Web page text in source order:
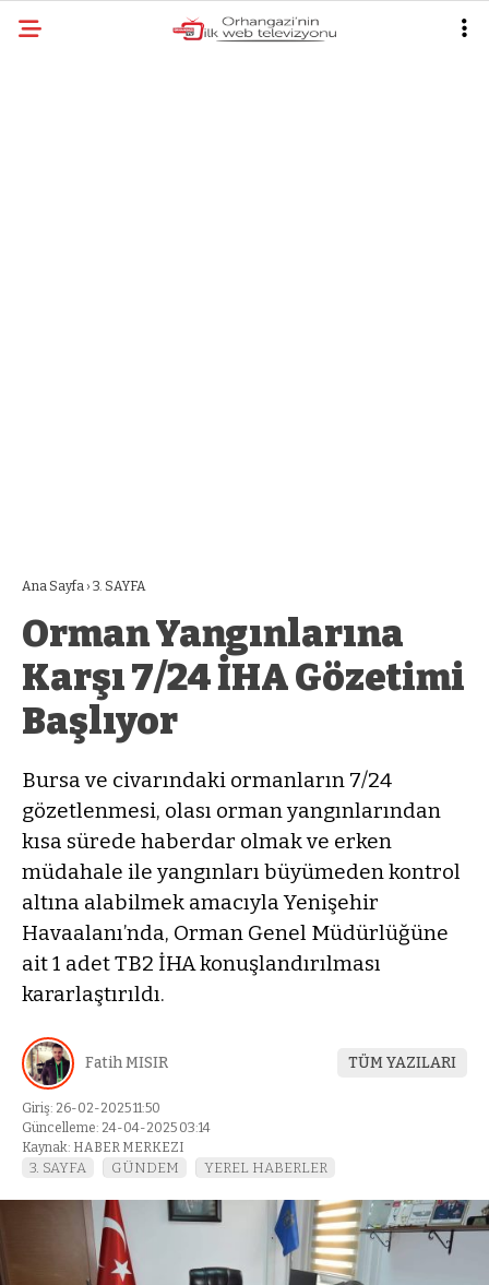
Ana Sayfa › 3. SAYFA
Orman Yangınlarına
Karşı 7/24 İHA Gözetimi
Başlıyor
Bursa ve civarındaki ormanların 7/24
gözetlenmesi, olası orman yangınlarından
kısa sürede haberdar olmak ve erken
müdahale ile yangınları büyümeden kontrol
altına alabilmek amacıyla Yenişehir
Havaalanı’nda, Orman Genel Müdürlüğüne
ait 1 adet TB2 İHA konuşlandırılması
kararlaştırıldı.
Fatih MISIR TÜM YAZILARI
Giriş: 26-02-2025 11:50
Güncelleme: 24-04-2025 03:14
Kaynak: HABER MERKEZI
3. SAYFA GÜNDEM YEREL HABERLER